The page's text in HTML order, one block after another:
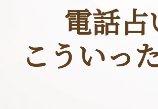
電話
こういっ